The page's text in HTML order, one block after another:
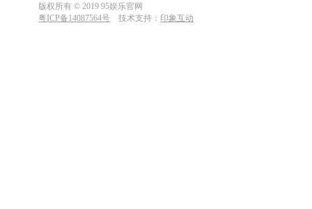
版权所有 © 2019 95娱乐官网
粤ICP备14087564号 技术支持： 印象互动